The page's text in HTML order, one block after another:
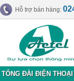
Hỗ trợ bán hàng:
TỔNG ĐÀI ĐIỆN THOẠI